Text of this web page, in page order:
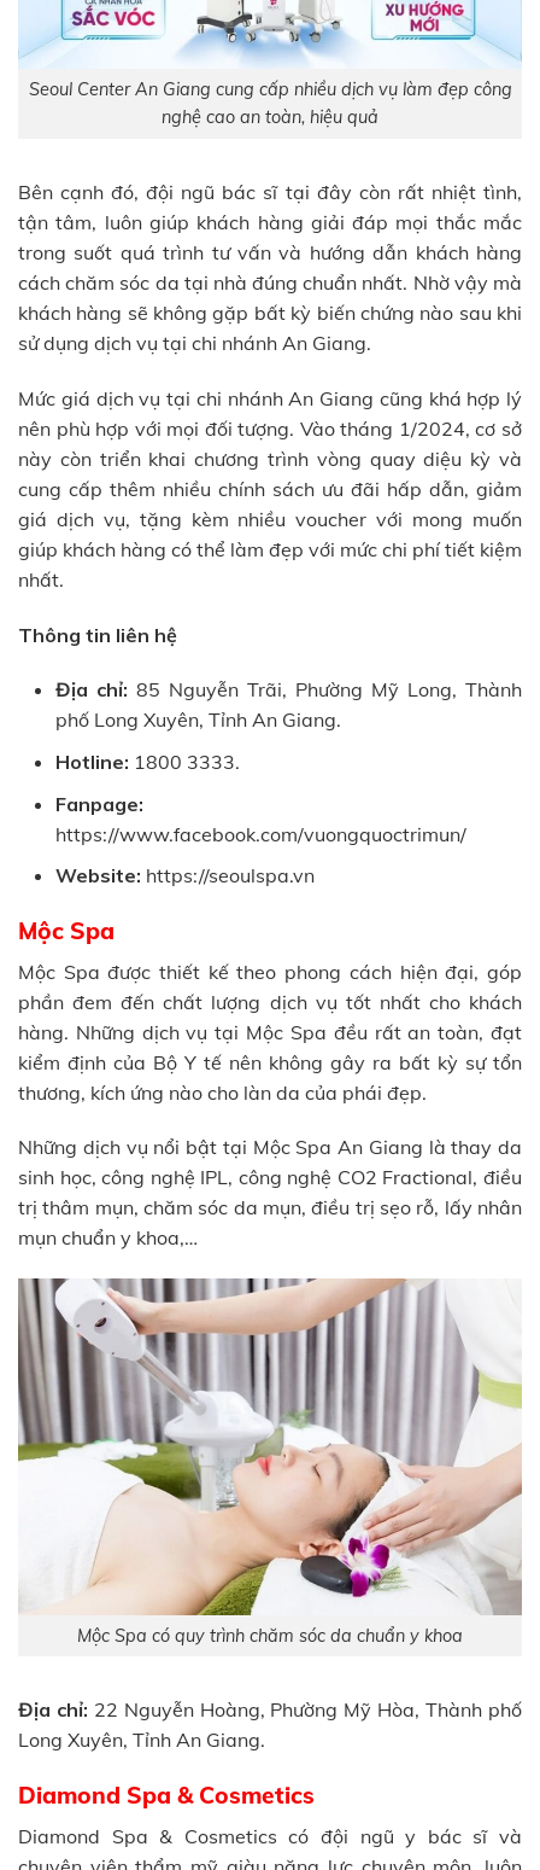
Seoul Center An Giang cung cấp nhiều dịch vụ làm đẹp công
nghệ cao an toàn, hiệu quả
Bên cạnh đó, đội ngũ bác sĩ tại đây còn rất nhiệt tình,
tận tâm, luôn giúp khách hàng giải đáp mọi thắc mắc
trong suốt quá trình tư vấn và hướng dẫn khách hàng
cách chăm sóc da tại nhà đúng chuẩn nhất. Nhờ vậy mà
khách hàng sẽ không gặp bất kỳ biến chứng nào sau khi
sử dụng dịch vụ tại chi nhánh An Giang.
Mức giá dịch vụ tại chi nhánh An Giang cũng khá hợp lý
nên phù hợp với mọi đối tượng. Vào tháng 1/2024, cơ sở
này còn triển khai chương trình vòng quay diệu kỳ và
cung cấp thêm nhiều chính sách ưu đãi hấp dẫn, giảm
giá dịch vụ, tặng kèm nhiều voucher với mong muốn
giúp khách hàng có thể làm đẹp với mức chi phí tiết kiệm
nhất.
Thông tin liên hệ
Địa chỉ: 85 Nguyễn Trãi, Phường Mỹ Long, Thành
phố Long Xuyên, Tỉnh An Giang.
Hotline: 1800 3333.
Fanpage:
https://www.facebook.com/vuongquoctrimun/
Website: https://seoulspa.vn
Mộc Spa
Mộc Spa được thiết kế theo phong cách hiện đại, góp
phần đem đến chất lượng dịch vụ tốt nhất cho khách
hàng. Những dịch vụ tại Mộc Spa đều rất an toàn, đạt
kiểm định của Bộ Y tế nên không gây ra bất kỳ sự tổn
thương, kích ứng nào cho làn da của phái đẹp.
Những dịch vụ nổi bật tại Mộc Spa An Giang là thay da
sinh học, công nghệ IPL, công nghệ CO2 Fractional, điều
trị thâm mụn, chăm sóc da mụn, điều trị sẹo rỗ, lấy nhân
mụn chuẩn y khoa,…
Mộc Spa có quy trình chăm sóc da chuẩn y khoa
Địa chỉ: 22 Nguyễn Hoàng, Phường Mỹ Hòa, Thành phố
Long Xuyên, Tỉnh An Giang.
Diamond Spa & Cosmetics
Diamond Spa & Cosmetics có đội ngũ y bác sĩ và